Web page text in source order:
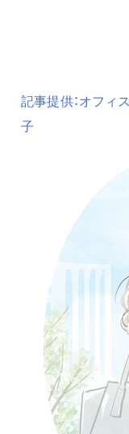
記事提供：オフ
子